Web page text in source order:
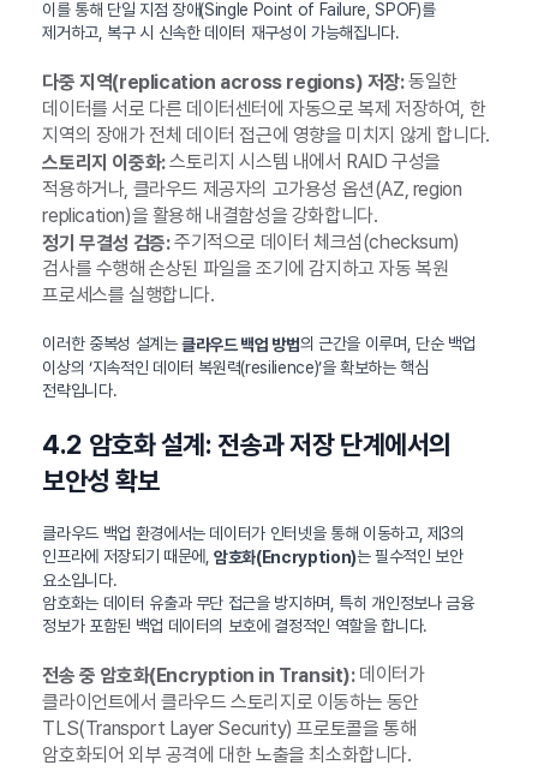
이를 통해 단일 지점 장애(Single Point of Failure, SPOF)를
제거하고, 복구 시 신속한 데이터 재구성이 가능해집니다.
다중 지역(replication across regions) 저장:동일한
데이터를 서로 다른 데이터센터에 자동으로 복제 저장하여, 한
지역의 장애가 전체 데이터 접근에 영향을 미치지 않게 합니다.
스토리지 이중화:스토리지 시스템 내에서 RAID 구성을
적용하거나, 클라우드 제공자의 고가용성 옵션(AZ, region
replication)을 활용해 내결함성을 강화합니다.
정기 무결성 검증:주기적으로 데이터 체크섬(checksum)
검사를 수행해 손상된 파일을 조기에 감지하고 자동 복원
프로세스를 실행합니다.
이러한 중복성 설계는클라우드 백업 방법의 근간을 이루며, 단순 백업
이상의 ‘지속적인 데이터 복원력(resilience)’을 확보하는 핵심
전략입니다.
4.2 암호화 설계: 전송과 저장 단계에서의
보안성 확보
클라우드 백업 환경에서는 데이터가 인터넷을 통해 이동하고, 제3의
인프라에 저장되기 때문에,암호화(Encryption)는 필수적인 보안
요소입니다.
암호화는 데이터 유출과 무단 접근을 방지하며, 특히 개인정보나 금융
정보가 포함된 백업 데이터의 보호에 결정적인 역할을 합니다.
전송 중 암호화(Encryption in Transit):데이터가
클라이언트에서 클라우드 스토리지로 이동하는 동안
TLS(Transport Layer Security) 프로토콜을 통해
암호화되어 외부 공격에 대한 노출을 최소화합니다.